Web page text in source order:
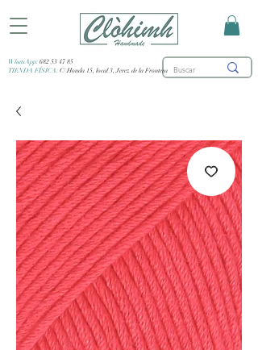
WhatsApp: 682 53 47 85
TIENDA FÍSICA: C/ Honda 15, local 3, Jerez de la Frontera